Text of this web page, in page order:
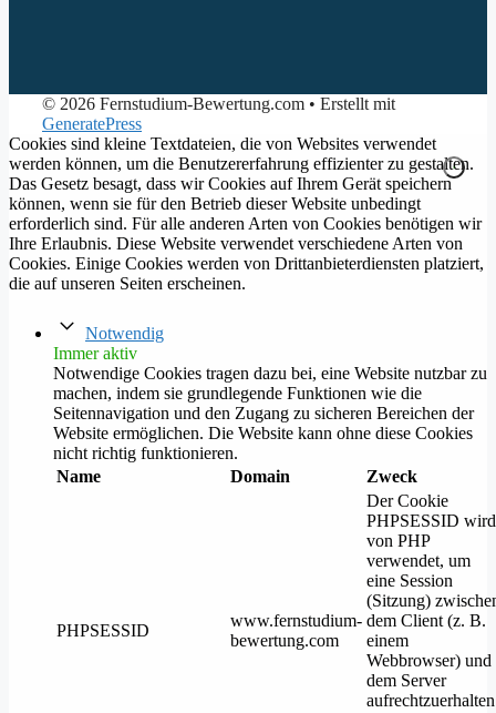
© 2026 Fernstudium-Bewertung.com • Erstellt mit
GeneratePress
Cookies sind kleine Textdateien, die von Websites verwendet
werden können, um die Benutzererfahrung effizienter zu gestalten.
Das Gesetz besagt, dass wir Cookies auf Ihrem Gerät speichern
können, wenn sie für den Betrieb dieser Website unbedingt
erforderlich sind. Für alle anderen Arten von Cookies benötigen wir
Ihre Erlaubnis. Diese Website verwendet verschiedene Arten von
Cookies. Einige Cookies werden von Drittanbieterdiensten platziert,
die auf unseren Seiten erscheinen.
Notwendig
Immer aktiv
Notwendige Cookies tragen dazu bei, eine Website nutzbar zu
machen, indem sie grundlegende Funktionen wie die
Seitennavigation und den Zugang zu sicheren Bereichen der
Website ermöglichen. Die Website kann ohne diese Cookies
nicht richtig funktionieren.
Name
Domain Zweck
PHPSESSID
www.fernstudium-
bewertung.com
Der Cookie
PHPSESSID wird
von PHP
verwendet, um
eine Session
(Sitzung)
dem Client (z. B.
einem
Webbrowser) und
dem Server